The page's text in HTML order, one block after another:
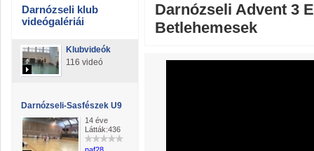
Darnózseli klub
videógalériái
Klubvideók
116 videó
Darnózseli-Sasfészek U9
14 éve
Látták:436
Darnózseli Advent 3
Betlehemesek